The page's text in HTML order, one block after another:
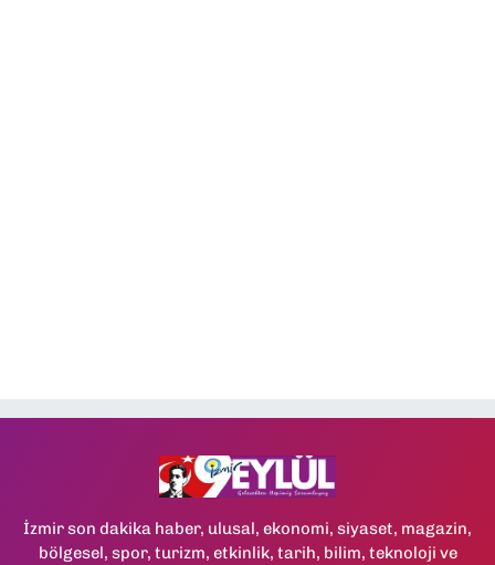
İzmir son dakika haber, ulusal, ekonomi, siyaset, magazin,
bölgesel, spor, turizm, etkinlik, tarih, bilim, teknoloji ve